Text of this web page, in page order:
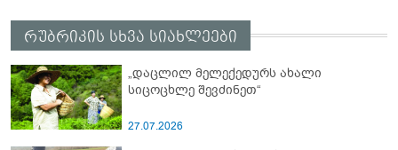
რუბრიკის სხვა სიახლეები
„დაცლილ მელექედურს ახალი
სიცოცხლე შევძინეთ“
27.07.2026